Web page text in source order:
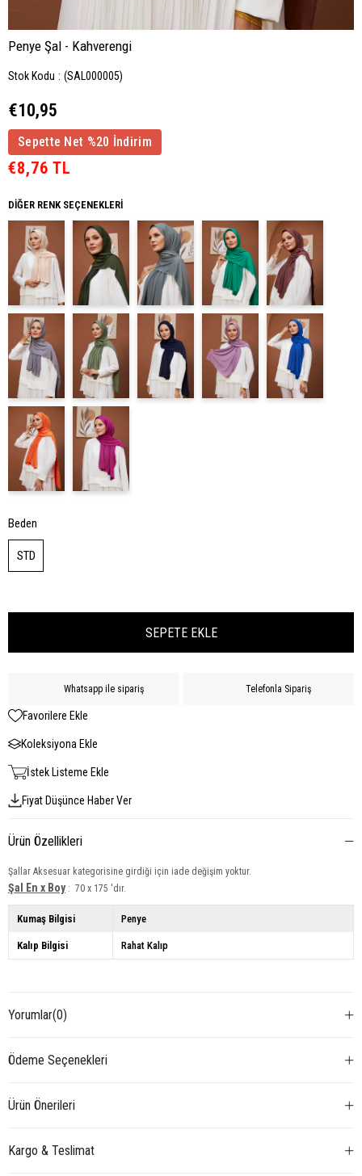
Penye Şal - Kahverengi
Stok Kodu (SAL000005)
€10,95
Sepette Net %20 İndirim
€8,76 TL
DIĞER RENK SEÇENEKLERI
Beden
STD
Whatsapp ile sipariş Telefonla Sipariş
Favorilere Ekle
Koleksiyona Ekle
İstek Listeme Ekle
Fiyat Düşünce Haber Ver
Ürün Özellikleri
Şallar Aksesuar kategorisine girdiği için iade değişim yoktur.
Şal En x Boy : 70 x 175 'dır.
Kumaş Bilgisi Penye
Kalıp Bilgisi Rahat Kalıp
Yorumlar(0)
Ödeme Seçenekleri
Ürün Önerileri
Kargo & Teslimat